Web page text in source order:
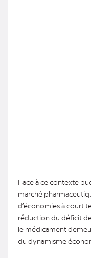
Face à ce contexte
marché
d’économies à court
réduction du déficit
le médicament
du dynamisme